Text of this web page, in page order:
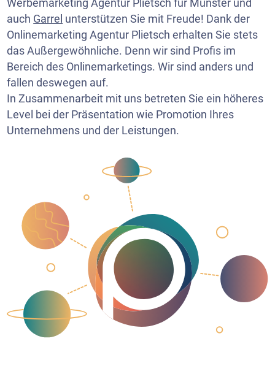
Werbemarketing Agentur Plietsch für Munster und
auch Garrel unterstützen Sie mit Freude! Dank der
Onlinemarketing Agentur Plietsch erhalten Sie stets
das Außergewöhnliche. Denn wir sind Profis im
Bereich des Onlinemarketings. Wir sind anders und
fallen deswegen auf.
In Zusammenarbeit mit uns betreten Sie ein höheres
Level bei der Präsentation wie Promotion Ihres
Unternehmens und der Leistungen.